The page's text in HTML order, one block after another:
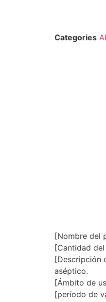
Categories
[Nombre del
[Cantidad
[Descripción
aséptico.
[Ámbito de
[período de